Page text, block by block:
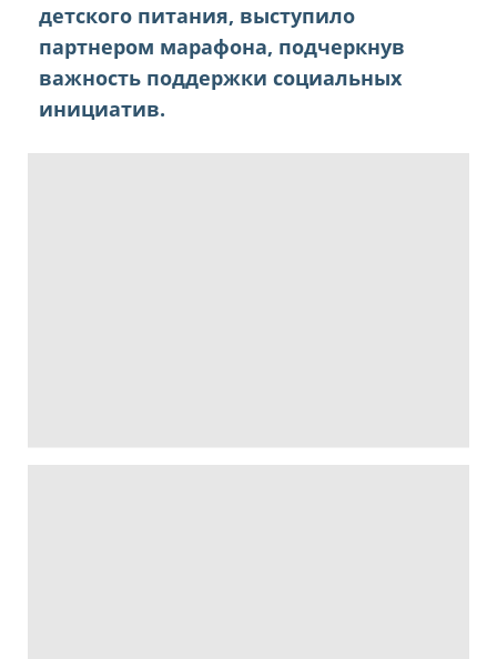
детского питания, выступило
партнером марафона, подчеркнув
важность поддержки социальных
инициатив.